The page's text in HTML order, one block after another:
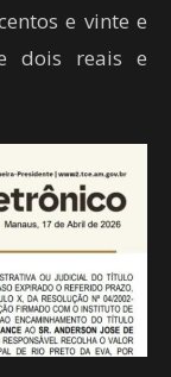
e vinte e
dois reais e